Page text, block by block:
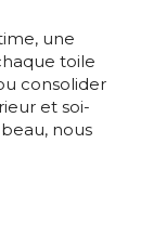
une
toile
consolider
et soi-
nous